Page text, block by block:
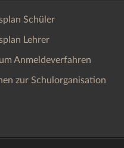
Schüler
Lehrer
Anmeldeverfahren
zur Schulorganisation